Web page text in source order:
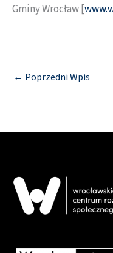
Gminy Wrocław [
← Poprzedni Wpis